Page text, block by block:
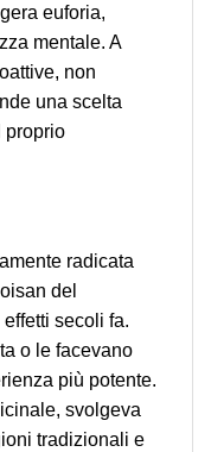
euforia,
mentale. A
non
una scelta
proprio
radicata
del
secoli fa.
o le facevano
più potente.
svolgeva
tradizionali e